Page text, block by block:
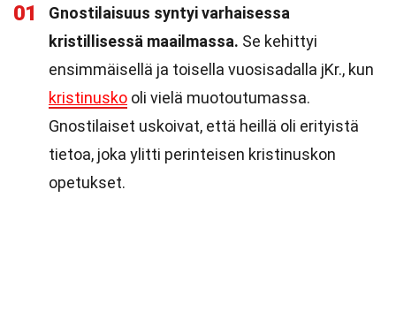
01
Gnostilaisuus syntyi varhaisessa
kristillisessä maailmassa. Se kehittyi
ensimmäisellä ja toisella vuosisadalla jKr., kun
kristinusko oli vielä muotoutumassa.
Gnostilaiset uskoivat, että heillä oli erityistä
tietoa, joka ylitti perinteisen kristinuskon
opetukset.